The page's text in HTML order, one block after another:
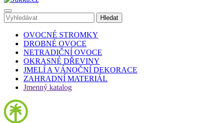
OVOCNÉ STROMKY
DROBNÉ OVOCE
NETRADIČNÍ OVOCE
OKRASNÉ DŘEVINY
JMELÍ A VÁNOČNÍ DEKORACE
ZAHRADNÍ MATERIÁL
Jmenný katalog